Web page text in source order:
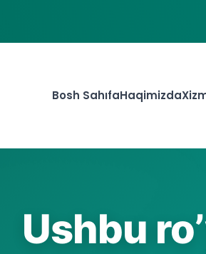
Bosh SahıfaHaqimizda
Ushbu